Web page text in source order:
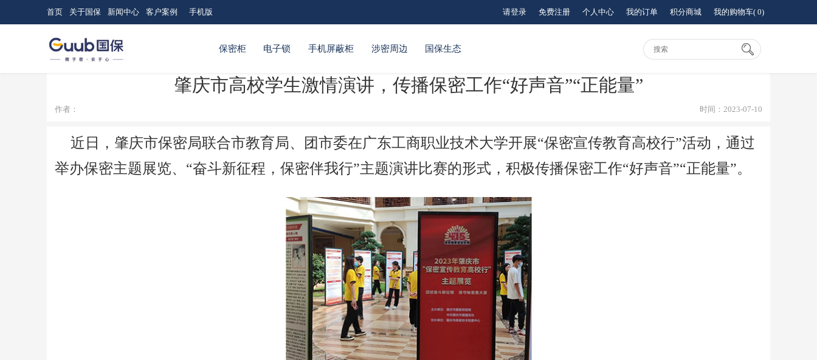
首页 关于国保 新闻中心 客户案例 手机版 请登录 免费注册 个人中心 我的订单 积分商城 我的购物车( 0)
保密柜 电子锁 手机屏蔽柜 涉密周边 国保生态
肇庆市高校学生激情演讲，传播保密工作“好声音”“正能量”
作者： 时间：2023-07-10
近日，肇庆市保密局联合市教育局、团市委在广东工商职业技术大学开展“保密宣传教育高校行”活动，通过
举办保密主题展览、“奋斗新征程，保密伴我行”主题演讲比赛的形式，积极传播保密工作“好声音”“正能量”。